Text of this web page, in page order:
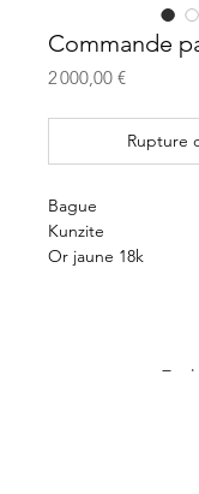
Commande
2 000,00 €Prix
Rupture
Bague
Kunzite
Or jaune 18k
E -